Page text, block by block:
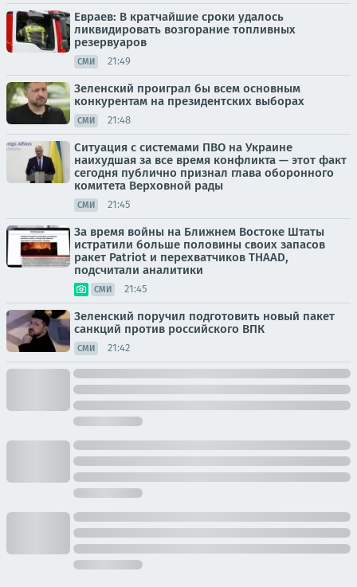
Евраев: В кратчайшие сроки удалось
ликвидировать возгорание топливных
резервуаров
СМИ 21:49
Зеленский проиграл бы всем основным
конкурентам на президентских выборах
СМИ 21:48
Ситуация с системами ПВО на Украине
наихудшая за все время конфликта — этот факт
сегодня публично признал глава оборонного
комитета Верховной рады
СМИ 21:45
За время войны на Ближнем Востоке Штаты
истратили больше половины своих запасов
ракет Patriot и перехватчиков THAAD,
подсчитали аналитики
СМИ 21:45
Зеленский поручил подготовить новый пакет
санкций против российского ВПК
СМИ 21:42